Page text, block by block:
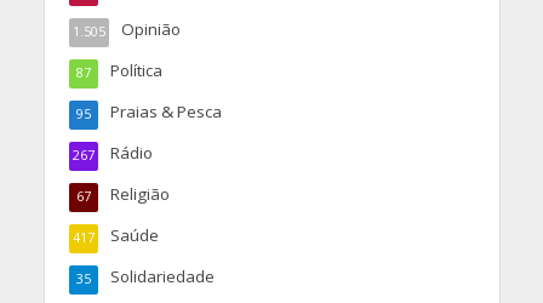
Opinião
1.505
Política
87
Praias & Pesca
95
Rádio
267
Religião
67
Saúde
417
Solidariedade
35